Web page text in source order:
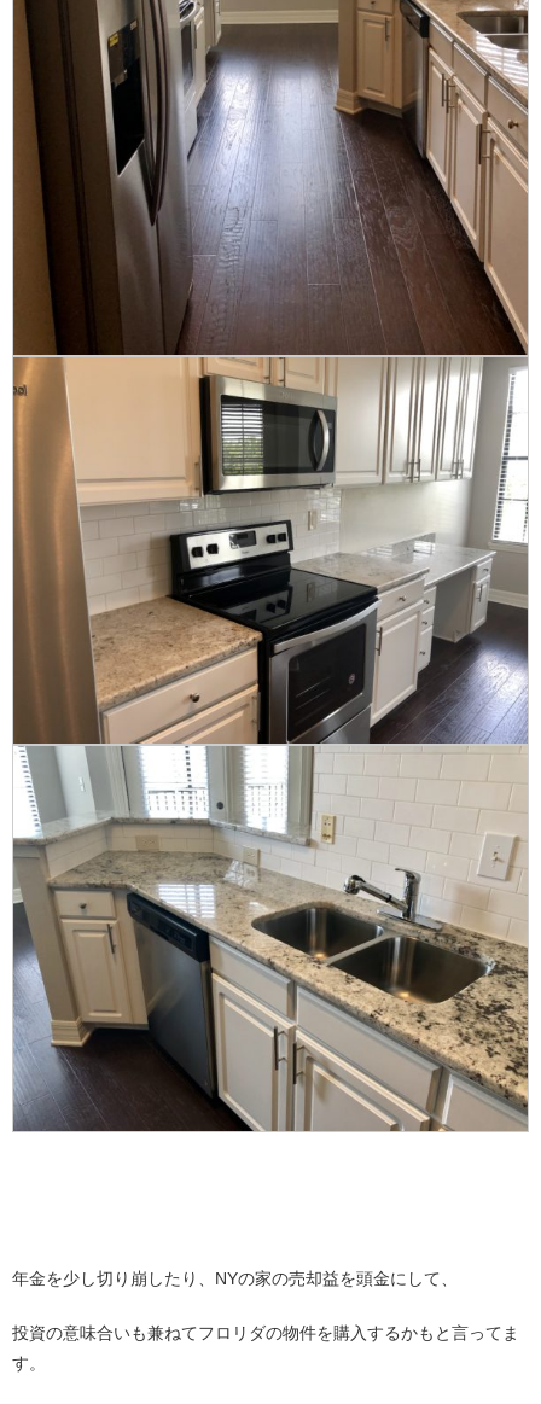
年金を少し切り崩したり、NYの家の売却益を頭金にして、
投資の意味合いも兼ねてフロリダの物件を購入するかもと言ってま
す。